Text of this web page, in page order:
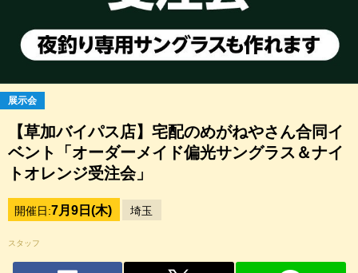
展示会
【草加バイパス店】宅配のめがねやさん合同イ
ベント「オーダーメイド偏光サングラス＆ナイ
トオレンジ受注会」
開催日:7月9日(木) 埼玉
スタッフ